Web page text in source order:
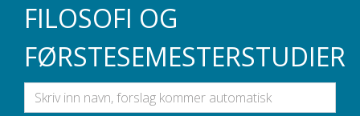
FILOSOFI OG
FØRSTESEMESTERSTUDIER